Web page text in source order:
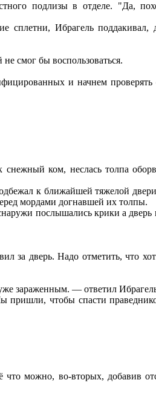
подлизы в отделе. "Да,
сплетни, Ибрагель поддакивал,
смог бы воспользоваться.
и начнем проверять
ком, неслась толпа
к ближайшей тяжелой
мордами догнавшей их толпы.
послышались крики а дверь
за дверь. Надо отметить, что
зараженным. — ответил
пришли, чтобы спасти
что можно, во-вторых, добавив